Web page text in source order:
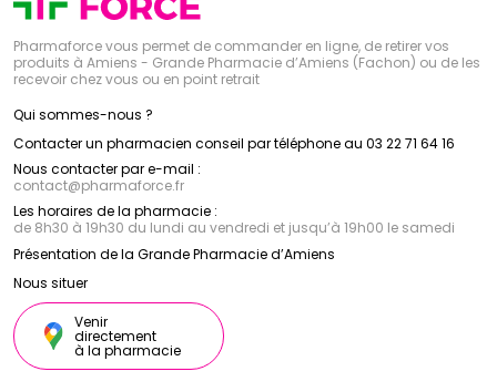
Pharmaforce vous permet de commander en ligne, de retirer vos
produits à Amiens - Grande Pharmacie d’Amiens (Fachon) ou de les
recevoir chez vous ou en point retrait
Qui sommes-nous ?
Contacter un pharmacien conseil par téléphone au 03 22 71 64 16
Nous contacter par e-mail :
contact@pharmaforce.fr
Les horaires de la pharmacie :
de 8h30 à 19h30 du lundi au vendredi et jusqu’à 19h00 le samedi
Présentation de la Grande Pharmacie d’Amiens
Nous situer
Venir
directement
à la pharmacie